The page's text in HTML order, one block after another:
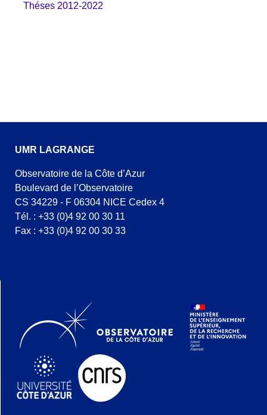
Théses 2012-2022
UMR LAGRANGE
Observatoire de la Côte d’Azur
Boulevard de l’Observatoire
CS 34229 - F 06304 NICE Cedex 4
Tél. : +33 (0)4 92 00 30 11
Fax : +33 (0)4 92 00 30 33